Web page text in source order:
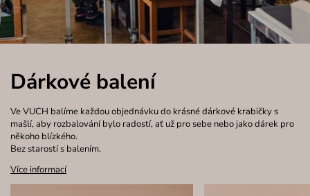
Dárkové balení
Ve VUCH balíme každou objednávku do krásné dárkové krabičky s
mašlí, aby rozbalování bylo radostí, ať už pro sebe nebo jako dárek pro
někoho blízkého.
Bez starostí s balením.
Více informací